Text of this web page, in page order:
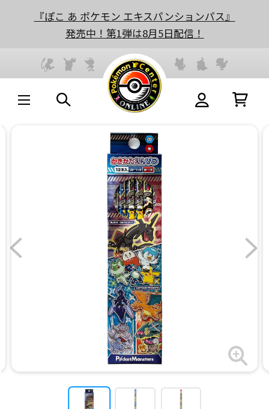
『ぽこ あ ポケモン エキスパンションパス』
発売中！第1弾は8月5日配信！